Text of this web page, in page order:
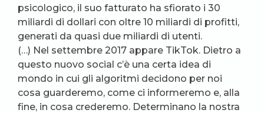
psicologico, il suo fatturato ha sfiorato i 30
miliardi di dollari con oltre 10 miliardi di profitti,
generati da quasi due miliardi di utenti.
(…) Nel settembre 2017 appare TikTok. Dietro a
questo nuovo social c’è una certa idea di
mondo in cui gli algoritmi decidono per noi
cosa guarderemo, come ci informeremo e, alla
fine, in cosa crederemo. Determinano la nostra